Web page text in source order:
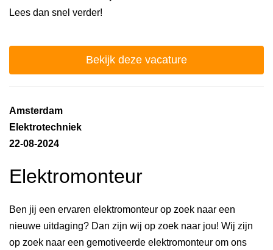
Lees dan snel verder!
Bekijk deze vacature
Amsterdam
Elektrotechniek
22-08-2024
Elektromonteur
Ben jij een ervaren elektromonteur op zoek naar een
nieuwe uitdaging? Dan zijn wij op zoek naar jou! Wij zijn
op zoek naar een gemotiveerde elektromonteur om ons